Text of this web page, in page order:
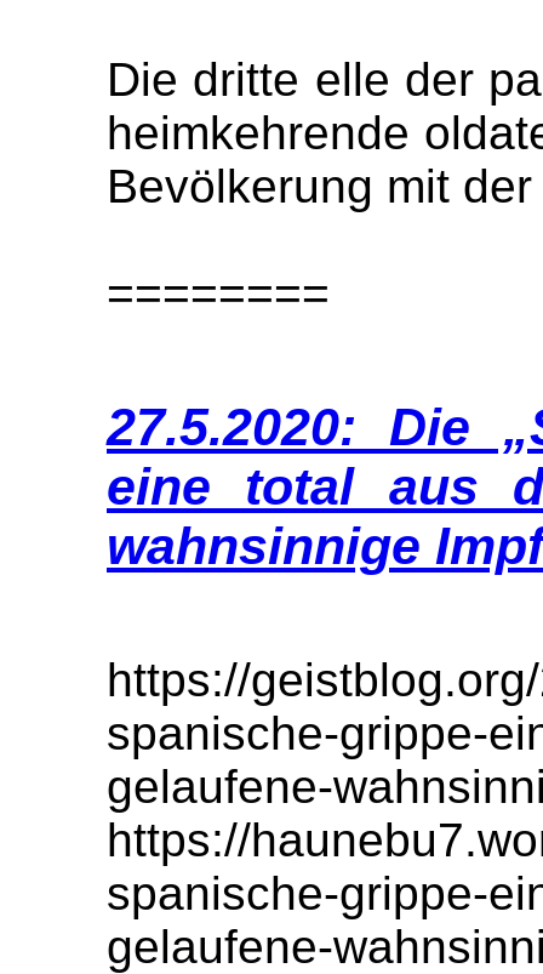
Die dritte elle der
heimkehrende
Bevölkerung mit
========
27.5.2020: Die
eine total aus
wahnsinnige
https://
spanische-grippe-
gelaufene-
https://
spanische-grippe-
gelaufene-